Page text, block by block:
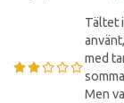
Tältet
med
Men